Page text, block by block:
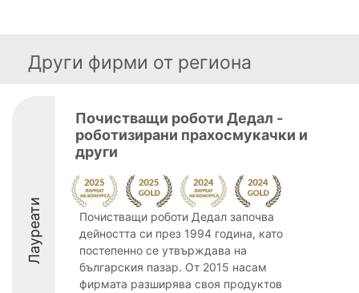
Други фирми от региона
Лауреати
Почистващи роботи Дедал -
роботизирани прахосмукачки и
други
Почистващи роботи Дедал започва
дейността си през 1994 година, като
постепенно се утвърждава на
българския пазар. От 2015 насам
фирмата разширява своя продуктов